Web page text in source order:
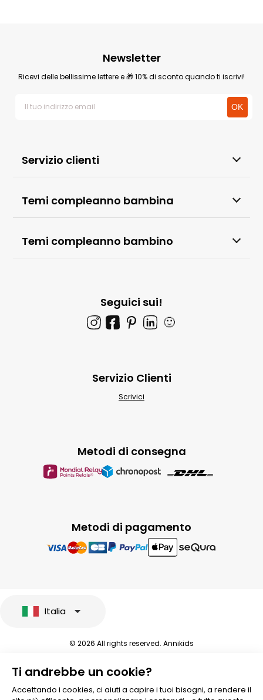
Servizio clienti
Temi compleanno bambina
Temi compleanno bambino
Newsletter
Ricevi delle bellissime lettere e 🎁 10% di sconto quando ti iscrivi!
Seguici sui!
🙂
Metodi di pagamento
Metodi di consegna
Servizio Clienti
Scrivici
Ti andrebbe un cookie?
Accettando i cookies, ci aiuti a capire i tuoi bisogni, a rendere il
Italia
© 2026 All rights reserved. Annikids